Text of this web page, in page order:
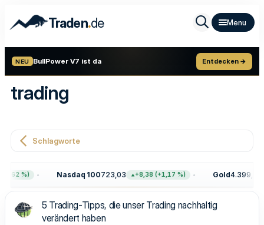
Traden.de
NEU BullPower V7 ist da Entdecken →
trading
Schlagworte
%) Nasdaq 100723,03 +8,38 (+1,17 %) Gold4.399,70
5 Trading-Tipps, die unser Trading nachhaltig
verändert haben